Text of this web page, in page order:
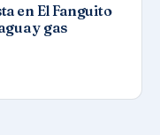
en El Fanguito
y gas